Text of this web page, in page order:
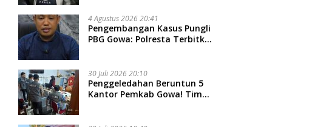
Pertanyaan
4 Agustus 2026 20:41
Pengembangan Kasus Pungli
PBG Gowa: Polresta Terbitkan
30 Juli 2026 20:10
Penggeledahan Beruntun 5
Kantor Pemkab Gowa! Tim